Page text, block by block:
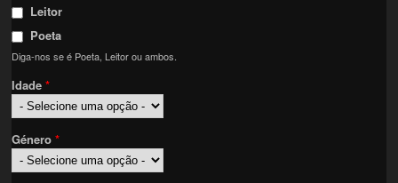
Leitor
Poeta
Diga-nos se é Poeta, Leitor ou ambos.
Idade*
Género*